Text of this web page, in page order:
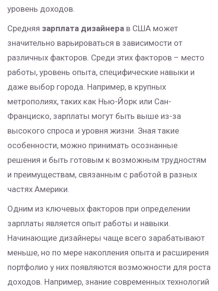
уровень доходов.
Средняя зарплата дизайнера в США может
значительно варьироваться в зависимости от
различных факторов. Среди этих факторов – место
работы, уровень опыта, специфические навыки и
даже выбор города. Например, в крупных
метрополиях, таких как Нью-Йорк или Сан-
Франциско, зарплаты могут быть выше из-за
высокого спроса и уровня жизни. Зная такие
особенности, можно принимать осознанные
решения и быть готовым к возможным трудностям
и преимуществам, связанным с работой в разных
частях Америки.
Одним из ключевых факторов при определении
зарплаты является опыт работы и навыки.
Начинающие дизайнеры чаще всего зарабатывают
меньше, но по мере накопления опыта и расширения
портфолио у них появляются возможности для роста
доходов. Например, знание современных технологий